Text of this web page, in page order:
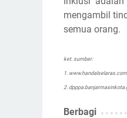
mengambil
semua orang.
ket. sumber:
1. www.handalselaras.com
2.
Berbagi